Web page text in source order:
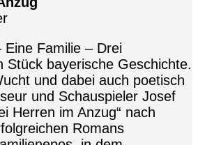
Familie – Drei
Stück bayerische Geschichte.
und dabei auch poetisch
und Schauspieler Josef
Herren im Anzug“ nach
Romans